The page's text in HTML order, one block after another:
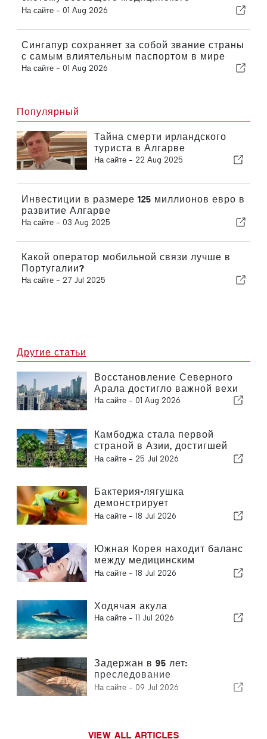
обслуживания
На сайте - 01 Aug 2026
Сингапур сохраняет за собой звание страны
с самым влиятельным паспортом в мире
На сайте - 01 Aug 2026
Популярный
Тайна смерти ирландского
туриста в Алгарве
На сайте - 22 Aug 2025
Инвестиции в размере 125 миллионов евро в
развитие Алгарве
На сайте - 03 Aug 2025
Какой оператор мобильной связи лучше в
Португалии?
На сайте - 27 Jul 2025
Другие статьи
Восстановление Северного
Арала достигло важной вехи
На сайте - 01 Aug 2026
Камбоджа стала первой
страной в Азии, достигшей
важной вехи в борьбе с ВИЧ
На сайте - 25 Jul 2026
Бактерия-лягушка
демонстрирует
многообещающие результаты
На сайте - 18 Jul 2026
Южная Корея находит баланс
между медицинским
туризмом и государственным
На сайте - 18 Jul 2026
Ходячая акула
На сайте - 11 Jul 2026
Задержан в 95 лет:
преследование
южнокорейскими властями
На сайте - 09 Jul 2026
VIEW ALL ARTICLES